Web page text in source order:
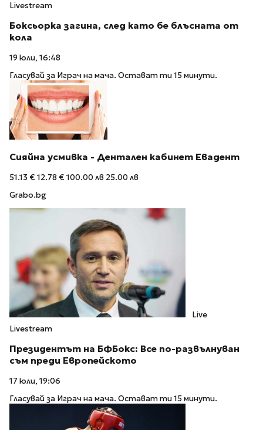
Livestream
Боксьорка загина, след като бе блъсната от
кола
19 юли, 16:48
Гласувай за Играч на мача. Остават ти 15 минути.
Сияйна усмивка - Дентален кабинет Евадент
51.13 €12.78 €100.00 лв 25.00 лв
Grabo.bg
Live
Livestream
Президентът на БФБокс: Все по-развълнуван
съм преди Европейското
17 юли, 19:06
Гласувай за Играч на мача. Остават ти 15 минути.